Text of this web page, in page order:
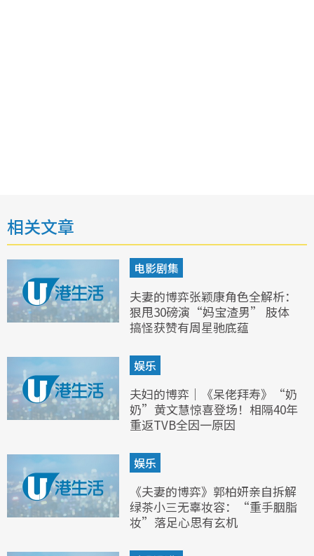
相关文章
电影剧集
夫妻的博弈张颖康角色全解析：
狠甩30磅演“妈宝渣男” 肢体
搞怪获赞有周星驰底蕴
娱乐
夫妇的博弈｜《呆佬拜寿》“奶
奶”黄文慧惊喜登场！相隔40年
重返TVB全因一原因
娱乐
《夫妻的博弈》郭柏妍亲自拆解
绿茶小三无辜妆容：“重手胭脂
妆”落足心思有玄机